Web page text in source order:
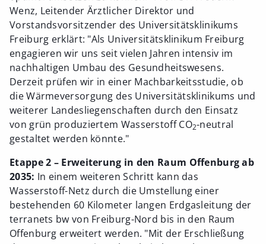
Wenz, Leitender Ärztlicher Direktor und
Vorstandsvorsitzender des Universitätsklinikums
Freiburg erklärt: "Als Universitätsklinikum Freiburg
engagieren wir uns seit vielen Jahren intensiv im
nachhaltigen Umbau des Gesundheitswesens.
Derzeit prüfen wir in einer Machbarkeitsstudie, ob
die Wärmeversorgung des Universitätsklinikums und
weiterer Landesliegenschaften durch den Einsatz
von grün produziertem Wasserstoff CO2-neutral
gestaltet werden könnte."
Etappe 2 – Erweiterung in den Raum Offenburg ab
2035: In einem weiteren Schritt kann das
Wasserstoff-Netz durch die Umstellung einer
bestehenden 60 Kilometer langen Erdgasleitung der
terranets bw von Freiburg-Nord bis in den Raum
Offenburg erweitert werden. "Mit der Erschließung